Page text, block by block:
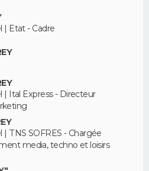
| Etat - Cadre
| Ital Express - Directeur
| TNS SOFRES - Chargée
media, techno et loisirs